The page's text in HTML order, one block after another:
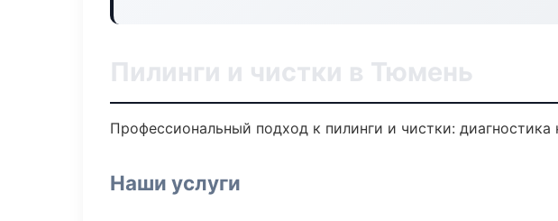
Пилинги и чистки в Тюмень
Профессиональный подход к пилинги и чистки:
Наши услуги